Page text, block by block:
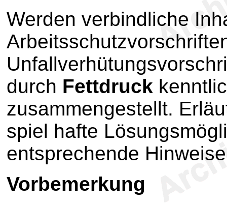
Werden verbindliche
durch Fettdruck
zusammengestellt.
spiel hafte
entsprechende
Vorbemerkung